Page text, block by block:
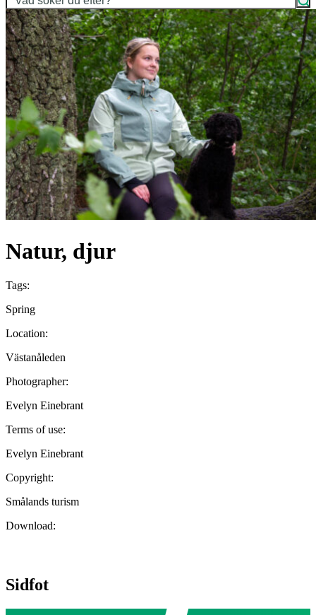
Natur, djur
Tags:
Spring
Location:
Västanåleden
Photographer:
Evelyn Einebrant
Terms of use:
Evelyn Einebrant
Copyright:
Smålands turism
Download:
Sidfot